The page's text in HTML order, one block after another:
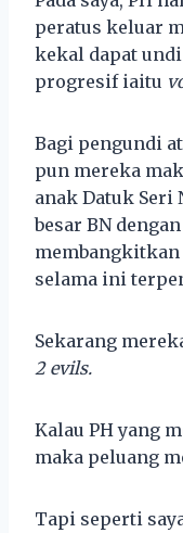
peratus keluar
kekal dapat
progresif iaitu
Bagi pengundi
pun mereka
anak Datuk Seri
besar BN
membangkitkan
selama ini
Sekarang
2 evils.
Kalau PH yang
maka peluang
Tapi seperti